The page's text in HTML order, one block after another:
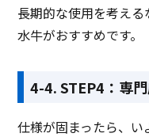
長期的な使用を考え
水牛がおすすめです。
4-4. STEP4：専
仕様が固まったら、